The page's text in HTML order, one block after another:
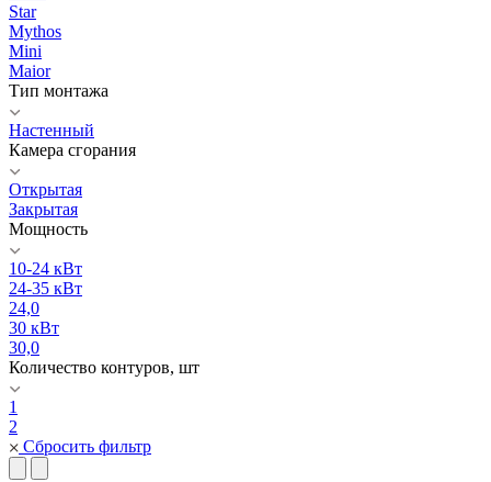
Star
Mythos
Mini
Maior
Тип монтажа
Настенный
Камера сгорания
Открытая
Закрытая
Мощность
10-24 кВт
24-35 кВт
24,0
30 кВт
30,0
Количество контуров, шт
1
2
Сбросить фильтр